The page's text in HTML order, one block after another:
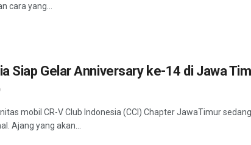
cara yang...
Siap Gelar Anniversary ke-14 di Jawa
mobil CR-V Club Indonesia (CCI) Chapter JawaTimur
Ajang yang akan...